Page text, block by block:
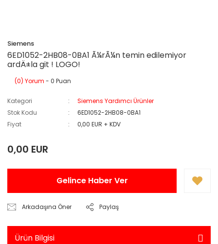
Siemens
6ED1052-2HB08-0BA1 Ã¼rÃ¼n temin edilemiyor
ardÄ±la git ! LOGO!
(0) Yorum - 0 Puan
Kategori
Siemens Yardımcı Ürünler
Stok Kodu
6ED1052-2HB08-0BA1
Fiyat
0,00 EUR + KDV
0,00 EUR
Gelince Haber Ver
Arkadaşına Öner Paylaş
Ürün Bilgisi